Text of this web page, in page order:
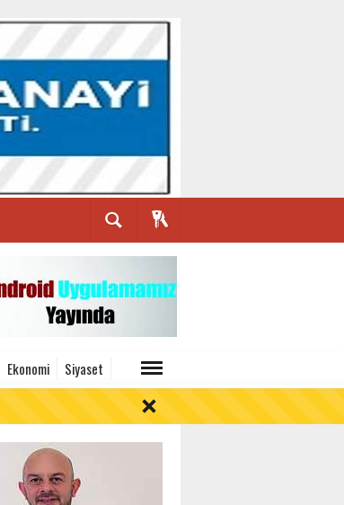
Ekonomi Siyaset
UYARI!